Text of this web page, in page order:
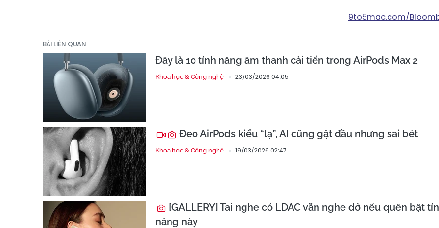
9to5mac.com/
BÀI LIÊN QUAN
Đây là 10 tính năng âm thanh cải tiến trong AirPods Max 2
Khoa học & Công nghệ 23/03/2026 04:05
Đeo AirPods kiểu “lạ”, AI cũng gật đầu nhưng sai bét
Khoa học & Công nghệ 19/03/2026 02:47
[GALLERY] Tai nghe có LDAC vẫn nghe dở nếu quên bật
năng này